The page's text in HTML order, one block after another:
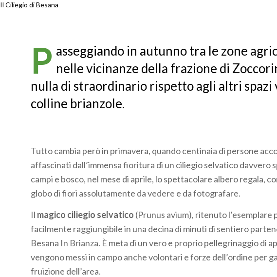
Il Ciliegio di Besana
P asseggiando in autunno tra le zone
nelle vicinanze della frazione di
nulla di straordinario rispetto agli altri spazi
colline brianzole.
Tutto cambia però in primavera, quando centinaia di persone
affascinati dall’immensa fioritura di un ciliegio selvatico davvero
campi e bosco, nel mese di aprile, lo spettacolare albero regala,
globo di fiori assolutamente da vedere e da fotografare.
Il magico ciliegio selvatico (Prunus avium), ritenuto l’esemplare
facilmente raggiungibile in una decina di minuti di sentiero
Besana In Brianza. È meta di un vero e proprio pellegrinaggio di
vengono messi in campo anche volontari e forze dell’ordine per
fruizione dell’area.